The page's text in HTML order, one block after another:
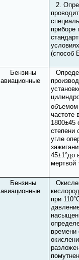
2.
приборе
(способ
Бензины
авиационные
частоте
1800±45
степени
угле
45±1°до
мертвой
Бензины
авиационные
при
времени